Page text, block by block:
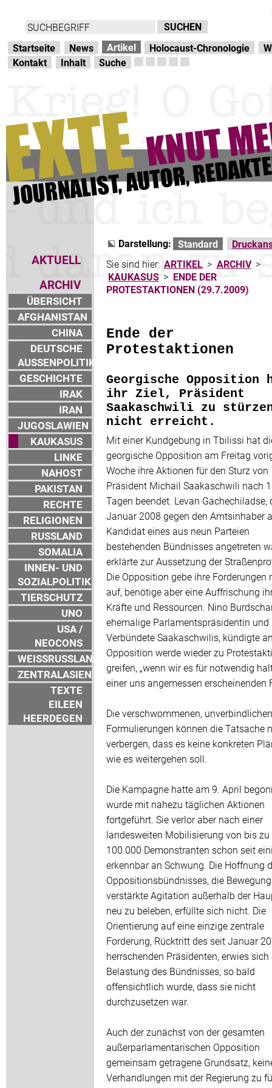
Startseite News Artikel Holocaust-Chronologie
Kontakt
Inhalt Suche
AKTUELL
ARCHIV
ÜBERSICHT
AFGHANISTAN
CHINA
DEUTSCHE
AUSSENPOLITIK
GESCHICHTE
IRAK
IRAN
JUGOSLAWIEN
KAUKASUS
LINKE
NAHOST
PAKISTAN
RECHTE
RELIGIONEN
RUSSLAND
SOMALIA
INNEN- UND
SOZIALPOLITIK
TIERSCHUTZ
UNO
USA /
NEOCONS
WEISSRUSSLAND
ZENTRALASIEN
TEXTE
EILEEN
HEERDEGEN
Darstellung: Standard
Sie sind hier: ARTIKEL > ARCHIV >
KAUKASUS > ENDE DER
PROTESTAKTIONEN (29.7.2009)
Ende der
Protestaktionen
Georgische Opposition
ihr Ziel, Präsident
Saakaschwili zu
nicht erreicht.
Mit einer Kundgebung in Tbilissi hat
georgische Opposition am Freitag
Woche ihre Aktionen für den Sturz von
Präsident Michail Saakaschwili nach
Tagen beendet. Levan Gachechiladse,
Januar 2008 gegen den Amtsinhaber
Kandidat eines aus neun Parteien
bestehenden Bündnisses angetreten
erklärte zur Aussetzung der
Die Opposition gebe ihre Forderungen
auf, benötige aber eine Auffrischung
Kräfte und Ressourcen. Nino
ehemalige Parlamentspräsidentin und
Verbündete Saakaschwilis, kündigte
Opposition werde wieder zu
greifen, „wenn wir es für notwendig
einer uns angemessen erscheinenden
Die verschwommenen, unverbindlichen
Formulierungen können die Tatsache
verbergen, dass es keine konkreten
wie es weitergehen soll.
Die Kampagne hatte am 9. April
wurde mit nahezu täglichen Aktionen
fortgeführt. Sie verlor aber nach einer
landesweiten Mobilisierung von bis zu
100.000 Demonstranten schon seit
erkennbar an Schwung. Die Hoffnung
Oppositionsbündnisses, die
verstärkte Agitation außerhalb der
neu zu beleben, erfüllte sich nicht. Die
Orientierung auf eine einzige zentrale
Forderung, Rücktritt des seit Januar
herrschenden Präsidenten, erwies sich
Belastung des Bündnisses, so bald
offensichtlich wurde, dass sie nicht
durchzusetzen war.
Auch der zunächst von der gesamten
außerparlamentarischen Opposition
gemeinsam getragene Grundsatz,
Verhandlungen mit der Regierung zu